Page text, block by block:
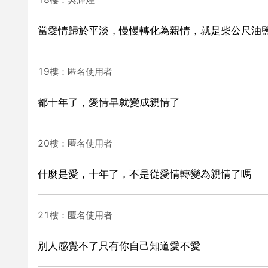
當愛情歸於平淡，慢慢轉化為親情，就是柴公尺油
19樓：匿名使用者
都十年了，愛情早就變成親情了
20樓：匿名使用者
什麼是愛，十年了，不是從愛情轉變為親情了嗎
21樓：匿名使用者
別人感覺不了只有你自己知道愛不愛